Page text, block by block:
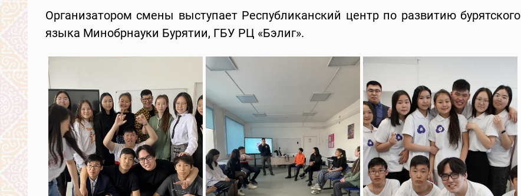
Организатором смены выступает Республиканский центр по развитию бурятского
языка Минобрнауки Бурятии, ГБУ РЦ «Бэлиг».